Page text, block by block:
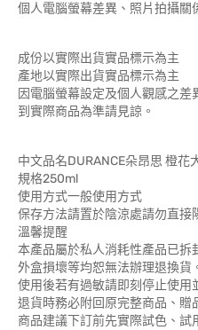
個人電腦螢幕差異、照片拍攝關
成份以實際出貨實品標示為主
產地以實際出貨實品標示為主
因電腦螢幕設定及個人觀感之
到實際商品為準請見諒。
中文品名DURANCE朵昂思 橙
規格250ml
使用方式一般使用方式
保存方法請置於陰涼處請勿直接
溫馨提醒
本產品屬於私人消耗性產品已拆
外盒損壞等均恕無法辦理退換貨
使用後若有過敏請即刻停止使用
退貨時務必附回原完整商品、贈
商品建議下訂前先實際試色、